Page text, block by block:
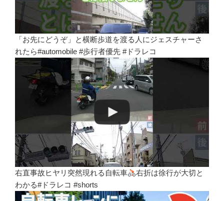
「お先にどうぞ」と横断歩道を渡る人にジェスチャーさ
れたら#automobile #歩行者優先 #ドラレコ
右直事故ヒヤリ突然現れる自転車
右折は徐行が大切と
わかる#ドラレコ #shorts